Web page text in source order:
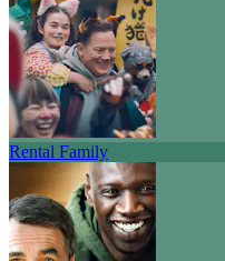
Rental Family